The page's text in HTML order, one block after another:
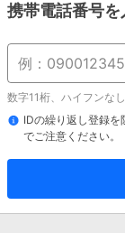
携帯電話番号を
数字11桁、ハイフンな
IDの繰り返し登録
でご注意ください。